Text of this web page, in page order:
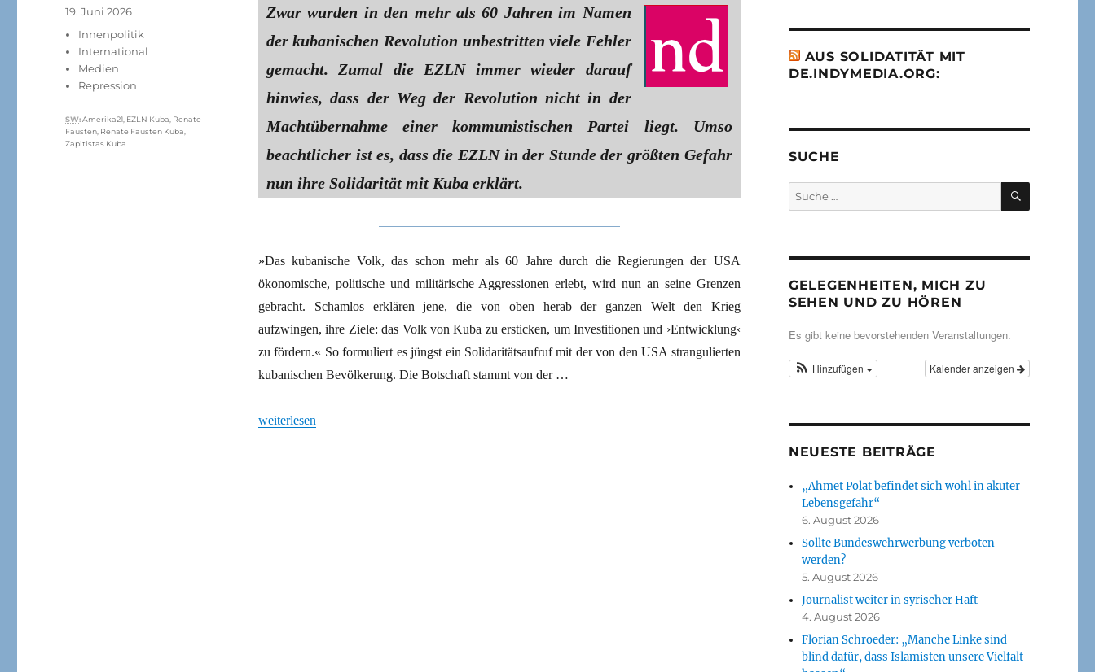
Zwar wurden in den mehr als 60 Jahren im Namen
der kubanischen Revolution unbestritten viele Fehler
gemacht. Zumal die EZLN immer wieder darauf
hinwies, dass der Weg der Revolution nicht in der
Machtübernahme einer kommunistischen Partei liegt. Umso
beachtlicher ist es, dass die EZLN in der Stunde der größten Gefahr
nun ihre Solidarität mit Kuba erklärt.
»Das kubanische Volk, das schon mehr als 60 Jahre durch die Regierungen der USA
ökonomische, politische und militärische Aggressionen erlebt, wird nun an seine Grenzen
gebracht. Schamlos erklären jene, die von oben herab der ganzen Welt den Krieg
aufzwingen, ihre Ziele: das Volk von Kuba zu ersticken, um Investitionen und ›Entwicklung‹
zu fördern.« So formuliert es jüngst ein Solidaritätsaufruf mit der von den USA strangulierten
kubanischen Bevölkerung. Die Botschaft stammt von der …
„Verschwiegene Botschaft“
weiterlesen
Veröffentlicht
19. Juni 2026
Kategorien
Innenpolitik
International
Medien
Repression
Schlagwörter
SW:Amerika21 EZLN Kuba Renate
Fausten Renate Fausten Kuba
Zapitistas Kuba
AUS SOLIDATITÄT MIT
DE.INDYMEDIA.ORG:
SUCHE
Suche
nach:
SUCHEN
GELEGENHEITEN, MICH ZU
SEHEN UND ZU HÖREN
Es gibt keine bevorstehenden Veranstaltungen.
Kalender anzeigen
Hinzufügen
NEUESTE BEITRÄGE
„Ahmet Polat befindet sich wohl in akuter
Lebensgefahr“
6. August 2026
Sollte Bundeswehrwerbung verboten
werden?
5. August 2026
Journalist weiter in syrischer Haft
4. August 2026
Florian Schroeder: „Manche Linke sind
blind dafür, dass Islamisten unsere Vielfalt